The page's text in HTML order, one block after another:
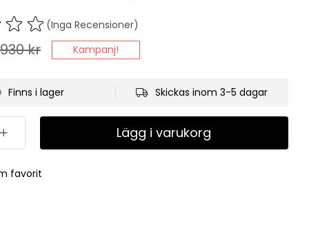
(Inga Recensioner)
930kr Kampanj!
Finns i lager Skickas inom 3-5 dagar
Lägg i varukorg
favorit